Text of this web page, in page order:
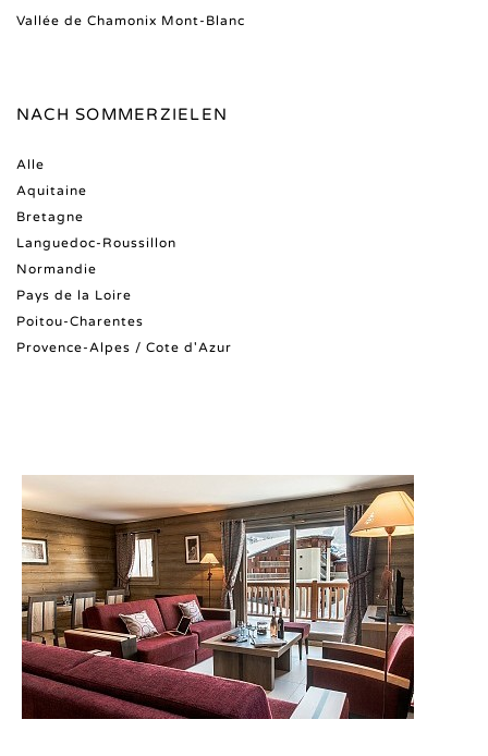
Vallée de Chamonix Mont-Blanc
NACH SOMMERZIELEN
Alle
Aquitaine
Bretagne
Languedoc-Roussillon
Normandie
Pays de la Loire
Poitou-Charentes
Provence-Alpes / Cote d'Azur